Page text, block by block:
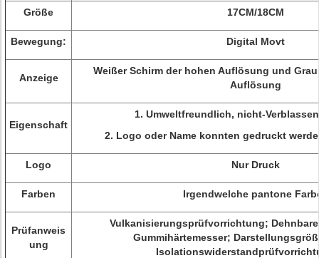
Größe 17CM/18CM
Bewegung: Digital Movt
Anzeige
Weißer Schirm der hohen Auflösung und
Auflösung
Eigenschaft
1. Umweltfreundlich, nicht-
2. Logo oder Name konnten gedruckt
Logo Nur Druck
Farben Irgendwelche pantone
Prüfanweis
ung
Vulkanisierungsprüfvorrichtung;
Gummihärtemesser;